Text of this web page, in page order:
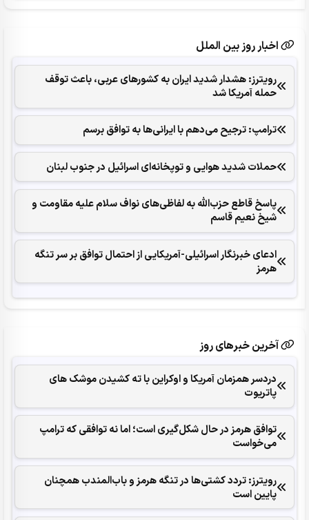
اخبار روز بین الملل
رویترز: هشدار شدید ایران به کشورهای عربی، باعث توقف
حمله آمریکا شد
ترامپ: ترجیح می‌دهم با ایرانی‌‌ها به توافق برسم
حملات شدید هوایی و توپخانه‌ای اسرائیل در جنوب لبنان
پاسخ قاطع حزب‌الله به لفاظی‌های نواف سلام علیه مقاومت و
شیخ نعیم قاسم
ادعای خبرنگار اسرائیلی-آمریکایی از احتمال توافق بر سر تنگه
هرمز
آخرین خبرهای روز
دردسر همزمان آمریکا و اوکراین با ته کشیدن موشک های
پاتریوت
توافق هرمز در حال شکل‌گیری است؛ اما نه توافقی که ترامپ
می‌خواست
رویترز: تردد کشتی‌ها در تنگه هرمز و باب‌المندب همچنان
پایین است